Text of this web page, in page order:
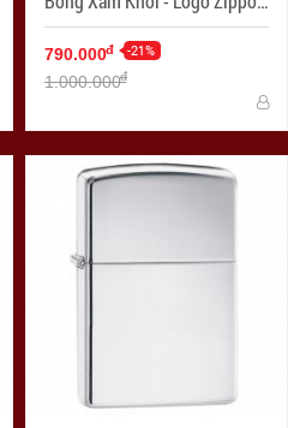
SKU 150ZL – Zippo Black Ice
with Zippo Logo
790.000đ -21%
1.000.000đ